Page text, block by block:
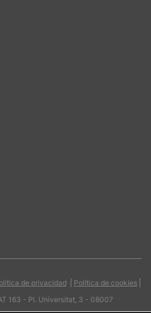
de privacidad
Política de cookies
163 - Pl. Universitat, 3 - 08007